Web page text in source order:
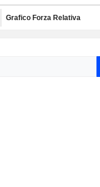
Grafico Forza Relativa